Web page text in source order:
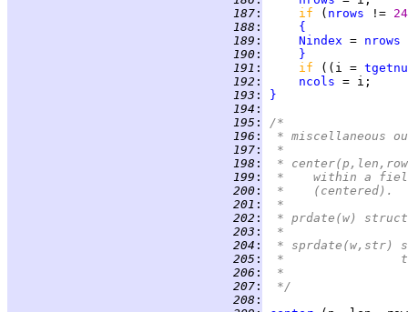
187 : if ( nrows != 24
188 :
{
189 : Nindex = nrows
190 :
}
191 : if ((i =
192 : ncols
193 :
}
194 :
195 :
/*
196 :
* miscellaneous
197 :
*
198 :
*
199 :
*    within a
200 :
*    (centered).  It
201 :
*
202 :
* prdate(w)
203 :
*
204 :
* sprdate(w,str)
205 :
206 :
*
207 :
*/
208 :